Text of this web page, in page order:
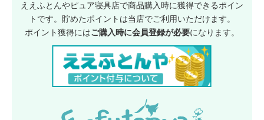
ええふとんやピュア寝具店で商品購入時に獲得できるポイン
トです。貯めたポイントは当店でご利用いただけます。
ポイント獲得にはご購入時に会員登録が必要になります。